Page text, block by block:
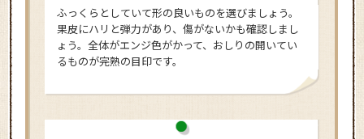
ふっくらとしていて形の良いものを選びましょう。
果皮にハリと弾力があり、傷がないかも確認しまし
ょう。全体がエンジ色がかって、おしりの開いてい
るものが完熟の目印です。